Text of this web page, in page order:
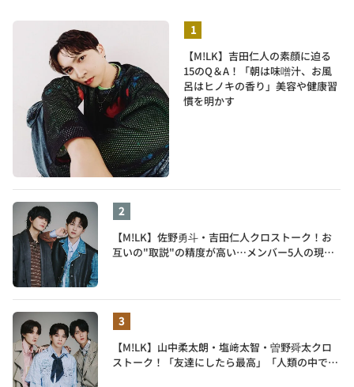
【M!LK】吉田仁人の素顔に迫る
15のQ＆A！「朝は味噌汁、お風
呂はヒノキの香り」美容や健康習
慣を明かす
【M!LK】佐野勇斗・吉田仁人クロストーク！お
互いの"取説"の精度が高い…メンバー5人の現在
【M!LK】山中柔太朗・塩﨑太智・曽野舜太クロ
ストーク！「友達にしたら最高」「人類の中で桁